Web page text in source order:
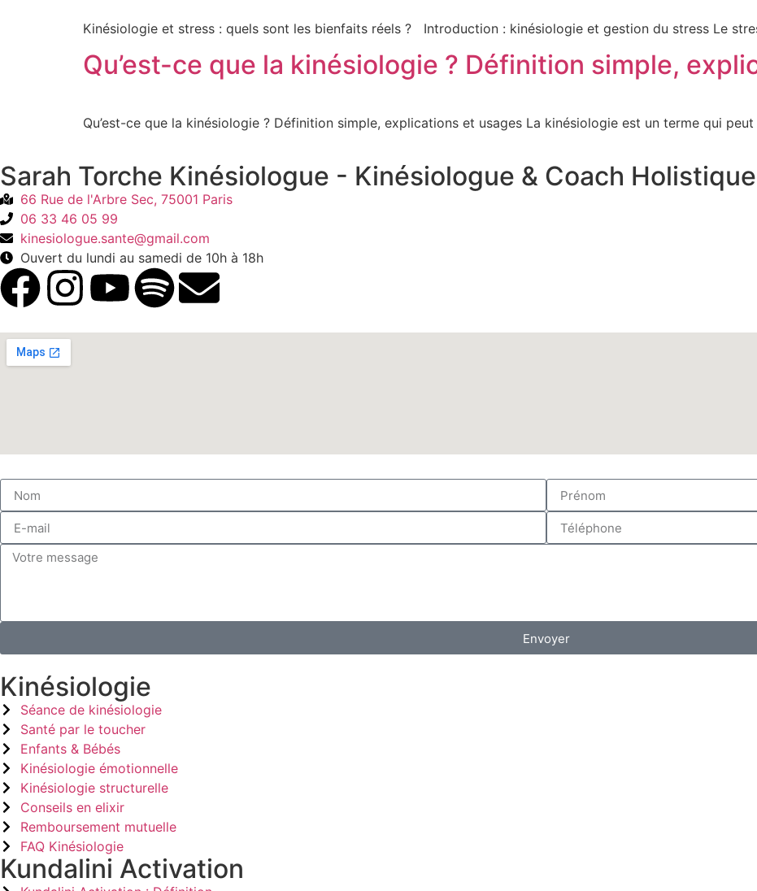
Kinésiologie et stress : quels sont les bienfaits réels ? Introduction : kinésiologie et gestion du stress Le
Qu’est-ce que la kinésiologie ? Définition simple,
Qu’est-ce que la kinésiologie ? Définition simple, explications et usages La kinésiologie est un terme qui
Sarah Torche Kinésiologue - Kinésiologue & Coach
66 Rue de l'Arbre Sec, 75001 Paris
06 33 46 05 99
kinesiologue.sante@gmail.com
Ouvert du lundi au samedi de 10h à 18h
Envoyer
Kinésiologie
Séance de kinésiologie
Santé par le toucher
Enfants & Bébés
Kinésiologie émotionnelle
Kinésiologie structurelle
Conseils en elixir
Remboursement mutuelle
FAQ Kinésiologie
Kundalini Activation